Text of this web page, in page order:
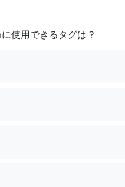
使用できるタグは？